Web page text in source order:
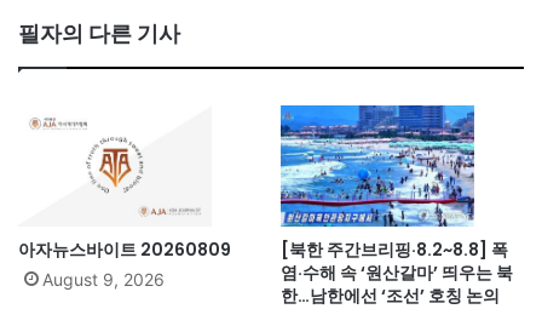
필자의 다른 기사
아자뉴스바이트 20260809
August 9, 2026
[북한 주간브리핑·8.2~8.8] 폭
염·수해 속 ‘원산갈마’ 띄우는 북
한…남한에선 ‘조선’ 호칭 논의